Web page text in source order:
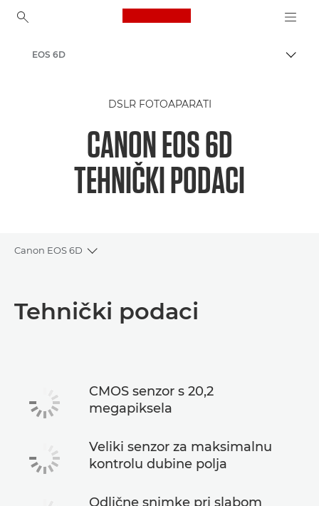
Canon Logo, back to
EOS 6D
DSLR FOTOAPARATI
CANON EOS 6D
TEHNIČKI PODACI
Canon EOS 6D
Toggle breadcrumbs
Tehnički podaci
Tehnički podaci
CMOS senzor s 20,2
megapiksela
Veliki senzor za maksimalnu
kontrolu dubine polja
Odlične snimke pri slabom